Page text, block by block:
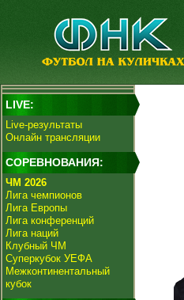
LIVE:
Live-результаты
Онлайн трансляции
СОРЕВНОВАНИЯ:
ЧМ 2026
Лига чемпионов
Лига Европы
Лига конференций
Лига наций
Клубный ЧМ
Суперкубок УЕФА
Межконтинентальный
кубок